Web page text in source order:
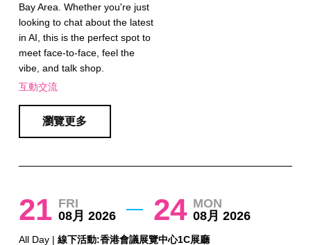
Bay Area. ​Whether you're just
looking to chat about the latest
in AI, this is the perfect spot to
meet face-to-face, feel the
vibe, and talk shop.
互動交流
瀏覽更多
21 FRI
08月 2026
24 MON
08月 2026
All Day | 線下活動:香港會議展覽中心1C展廳